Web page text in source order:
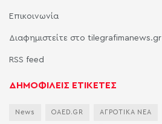
Επικοινωνία
Διαφημιστείτε στο tilegrafimanews.gr
RSS feed
ΔΗΜΟΦΙΛΕΙΣ ΕΤΙΚΕΤΕΣ
News OAED.GR ΑΓΡΟΤΙΚΑ ΝΕΑ